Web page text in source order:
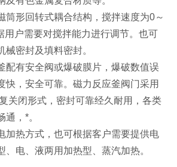
筒形回转式耦合结构，搅拌速度为0～
用户需要对搅拌能力进行调节。也可
密封及填料密封。
配有安全阀或爆破膜片，爆破数值误
快，安全可靠。磁力反应釜阀门采用
关闭形式，密封可靠经久耐用，各类
通，*。
加热方式，也可根据客户需要提供电
、电、液两用加热型、蒸汽加热。